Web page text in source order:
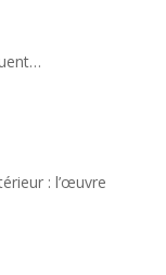
: l’œuvre